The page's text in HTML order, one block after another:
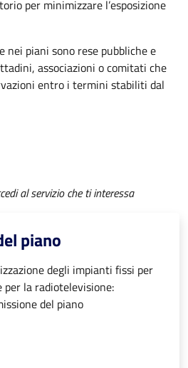
per minimizzare l’esposizione
piani sono rese pubbliche e
associazioni o comitati che
entro i termini stabiliti dal
al servizio che ti interessa
piano
degli impianti fissi per
la radiotelevisione:
del piano